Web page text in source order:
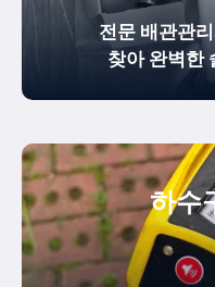
전문 배관관
찾아 완벽한
하수